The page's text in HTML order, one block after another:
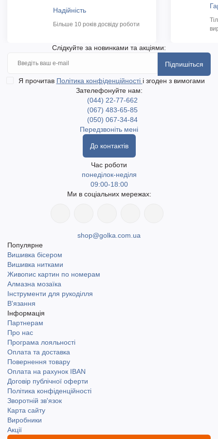
Надійність
Більше 10 років досвіду роботи
Слідкуйте за новинками та акціями:
Підпишіться
Я прочитав Політика конфіденційності і згоден з вимогами
Зателефонуйте нам:
(044) 22-77-662
(067) 483-65-85
(050) 067-34-84
Передзвоніть мені
До контактів
Час роботи
понеділок-неділя
09:00-18:00
Ми в соціальних мережах:
shop@golka.com.ua
Популярне
Вишивка бісером
Вишивка нитками
Живопис картин по номерам
Алмазна мозаїка
Інструменти для рукоділля
В'язання
Інформація
Партнерам
Про нас
Програма лояльності
Оплата та доставка
Повернення товару
Оплата на рахунок IBAN
Договір публічної оферти
Політика конфіденційності
Зворотній зв'язок
Карта сайту
Виробники
Акції